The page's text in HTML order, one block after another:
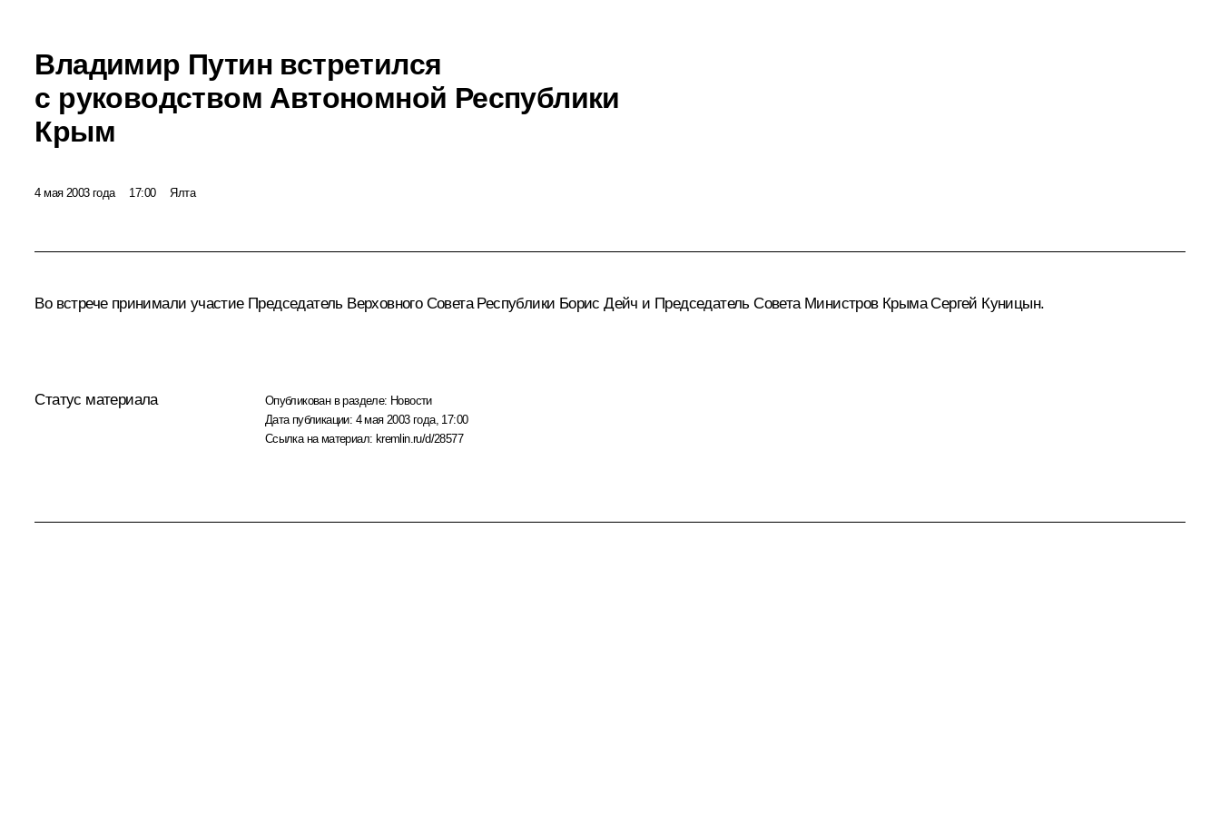
Владимир Путин встретился
с руководством Автономной Республики
Крым
4 мая 2003 года 17:00 Ялта
Во встрече принимали участие Председатель Верховного Совета Республики Борис Дейч и Председатель Совета Министров Крыма Сергей Куницын.
Статус материала Опубликован в разделе: Новости
Дата публикации: 4 мая 2003 года, 17:00
Ссылка на материал: kremlin.ru/d/28577